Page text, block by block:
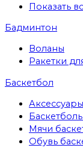
Показать
Бадминтон
Воланы
Ракетки
Баскетбол
Мячи
Обувь